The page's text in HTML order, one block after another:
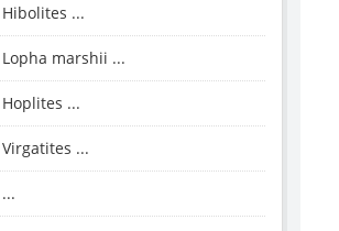
...
marshii ...
...
...